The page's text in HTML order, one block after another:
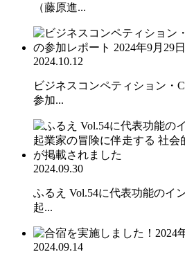
（藤原進...
2024.10.12
ビジネスコンペティション・
参加...
2024.09.30
ふるえ Vol.54に代表功能のイ
起...
2024.09.14